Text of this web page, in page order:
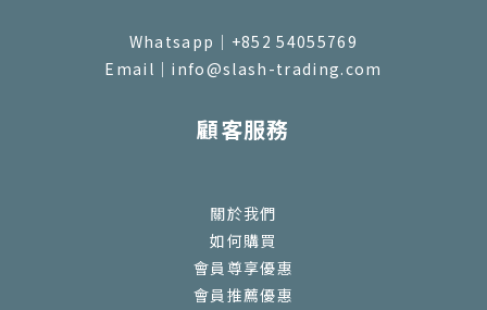
Whatsapp｜+852 54055769
Email｜info@slash-trading.com
顧客服務
關於我們
如何購買
會員尊享優惠
會員推薦優惠